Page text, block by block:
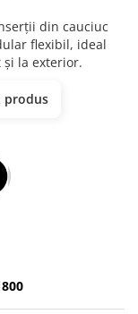
din cauciuc
flexibil, ideal
la exterior.
produs